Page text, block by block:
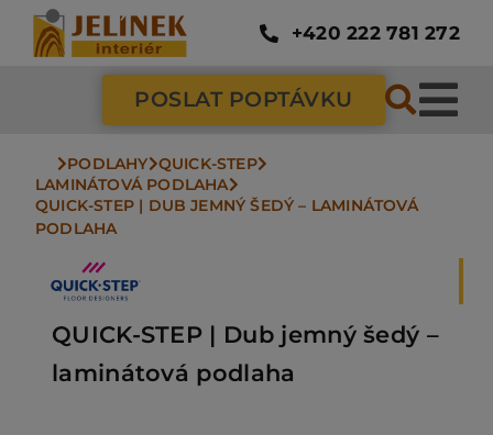
Přeskočit
obsah
+420 222 781 272
POSLAT POPTÁVKU
PODLAHY QUICK-STEP
LAMINÁTOVÁ PODLAHA
QUICK-STEP | DUB JEMNÝ ŠEDÝ – LAMINÁTOVÁ
PODLAHA
QUICK-STEP | Dub jemný šedý –
laminátová podlaha